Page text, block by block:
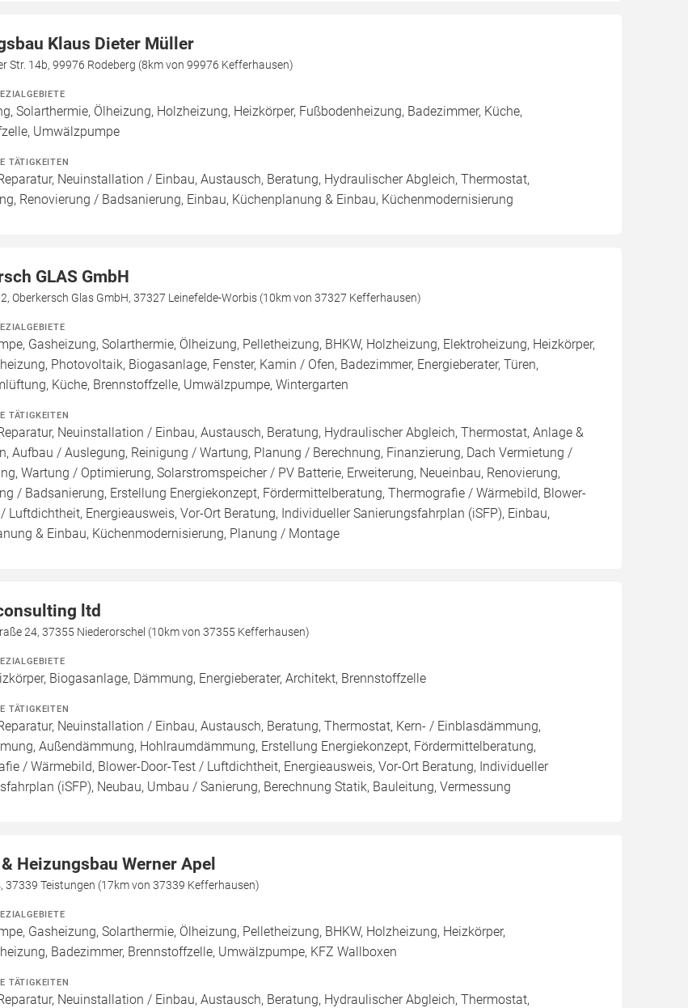
Klaus Dieter Müller
Str. 14b, 99976 Rodeberg (8km von 99976 Kefferhausen)
Solarthermie, Ölheizung, Holzheizung, Heizkörper, Fußbodenheizung, Badezimmer, Küche,
Umwälzpumpe
TÄTIGKEITEN
Neuinstallation / Einbau, Austausch, Beratung, Hydraulischer Abgleich, Thermostat,
Renovierung / Badsanierung, Einbau, Küchenplanung & Einbau, Küchenmodernisierung
GLAS GmbH
Oberkersch Glas GmbH, 37327 Leinefelde-Worbis (10km von 37327 Kefferhausen)
Gasheizung, Solarthermie, Ölheizung, Pelletheizung, BHKW, Holzheizung, Elektroheizung, Heizkörper,
Photovoltaik, Biogasanlage, Fenster, Kamin / Ofen, Badezimmer, Energieberater, Türen,
Küche, Brennstoffzelle, Umwälzpumpe, Wintergarten
TÄTIGKEITEN
Neuinstallation / Einbau, Austausch, Beratung, Hydraulischer Abgleich, Thermostat, Anlage &
Aufbau / Auslegung, Reinigung / Wartung, Planung / Berechnung, Finanzierung, Dach Vermietung /
Wartung / Optimierung, Solarstromspeicher / PV Batterie, Erweiterung, Neueinbau, Renovierung,
/ Badsanierung, Erstellung Energiekonzept, Fördermittelberatung, Thermografie / Wärmebild, Blower-
Luftdichtheit, Energieausweis, Vor-Ort Beratung, Individueller Sanierungsfahrplan (iSFP), Einbau,
& Einbau, Küchenmodernisierung, Planung / Montage
ltd
24, 37355 Niederorschel (10km von 37355 Kefferhausen)
Biogasanlage, Dämmung, Energieberater, Architekt, Brennstoffzelle
TÄTIGKEITEN
Neuinstallation / Einbau, Austausch, Beratung, Thermostat, Kern- / Einblasdämmung,
Außendämmung, Hohlraumdämmung, Erstellung Energiekonzept, Fördermittelberatung,
/ Wärmebild, Blower-Door-Test / Luftdichtheit, Energieausweis, Vor-Ort Beratung, Individueller
(iSFP), Neubau, Umbau / Sanierung, Berechnung Statik, Bauleitung, Vermessung
Heizungsbau Werner Apel
37339 Teistungen (17km von 37339 Kefferhausen)
Gasheizung, Solarthermie, Ölheizung, Pelletheizung, BHKW, Holzheizung, Heizkörper,
Badezimmer, Brennstoffzelle, Umwälzpumpe, KFZ Wallboxen
TÄTIGKEITEN
Neuinstallation / Einbau, Austausch, Beratung, Hydraulischer Abgleich, Thermostat,